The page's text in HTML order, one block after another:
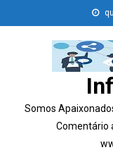
to
Somos
Comentário